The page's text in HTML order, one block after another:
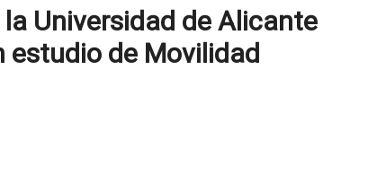
Universidad de Alicante
estudio de Movilidad